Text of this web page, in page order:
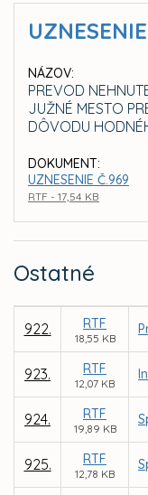
NÁZOV:
PREVOD
JUŽNÉ MESTO
DÔVODU
DOKUMENT:
UZNESENIE Č.969
RTF - 17,54 KB
Ostatné
922. RTF
18,55 KB
923. RTF
12,07 KB
924. RTF
19,89 KB
925. RTF
12,78 KB